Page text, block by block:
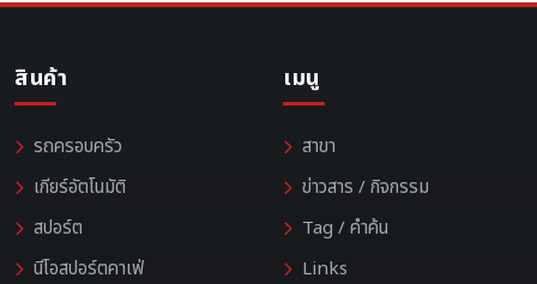
สินค้า
รถครอบครัว
เกียร์อัตโนมัติ
สปอร์ต
นีโอสปอร์ตคาเฟ่
เมนู
สาขา
ข่าวสาร / กิจกรรม
Tag / คำค้น
Links